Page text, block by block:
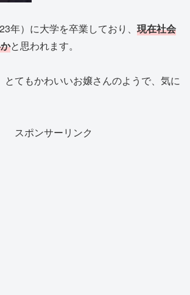
年）に大学を卒業しており、 現在社会
と思われます。
とてもかわいいお嬢さんのようで、気に
スポンサーリンク